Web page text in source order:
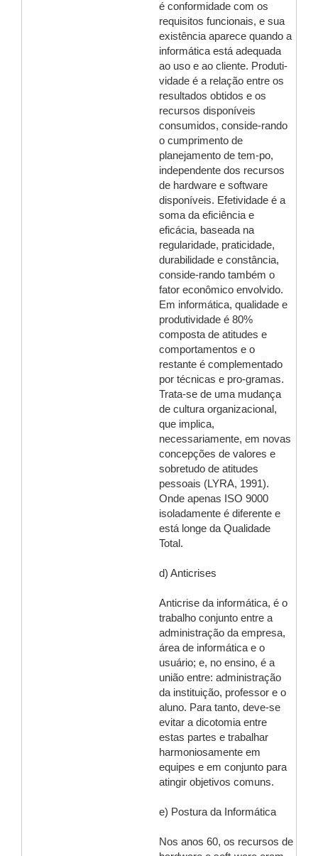
é conformidade com os
requisitos funcionais, e sua
existência aparece quando a
informática está adequada
ao uso e ao cliente. Produti-
vidade é a relação entre os
resultados obtidos e os
recursos disponíveis
consumidos, conside-rando
o cumprimento de
planejamento de tem-po,
independente dos recursos
de hardware e software
disponíveis. Efetividade é a
soma da eficiência e
eficácia, baseada na
regularidade, praticidade,
durabilidade e constância,
conside-rando também o
fator econômico envolvido.
Em informática, qualidade e
produtividade é 80%
composta de atitudes e
comportamentos e o
restante é complementado
por técnicas e pro-gramas.
Trata-se de uma mudança
de cultura organizacional,
que implica,
necessariamente, em novas
concepções de valores e
sobretudo de atitudes
pessoais (LYRA, 1991).
Onde apenas ISO 9000
isoladamente é diferente e
está longe da Qualidade
Total.
d) Anticrises
Anticrise da informática, é o
trabalho conjunto entre a
administração da empresa,
área de informática e o
usuário; e, no ensino, é a
união entre: administração
da instituição, professor e o
aluno. Para tanto, deve-se
evitar a dicotomia entre
estas partes e trabalhar
harmoniosamente em
equipes e em conjunto para
atingir objetivos comuns.
e) Postura da Informática
Nos anos 60, os recursos de